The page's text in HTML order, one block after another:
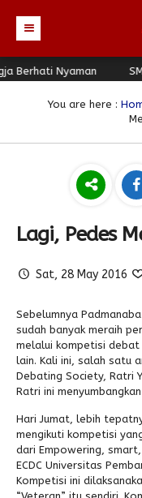
Beranda
Struktur Organisasi
Seragam
Kolom Siswa
Guru & Karyawan
Padmanaba Smart
Majalah Digital
Progresif #37
Padstory
Antologi Puisi 1
Antologi Puisi 2
Antologi Puisi 3
Antologi Puisi 4
Fasilitas
Eskul
Kegiatan Kemitraan
Foto
Video
Download
Hubungi Kami
Padnews
Majalah Progresif
Link Referensi
Event Padmanaba
Penbes 2026
PPDB
Alumni
Nyaman
You are here :
Lagi, Pedes
Sat, 28 May 2016
Sebelumnya
sudah banyak meraih
melalui kompetisi
lain. Kali ini, salah satu
Debating Society, Ratri
Ratri ini
Hari Jumat, lebih
mengikuti kompetisi
dari Empowering,
ECDC Universitas
Kompetisi ini